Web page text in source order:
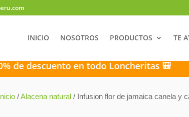
INICIO NOSOTROS PRODUCTOS TE
en todo Loncheritas 🎒 ⚡
/Alacena natural / Infusion flor de jamaica canela y